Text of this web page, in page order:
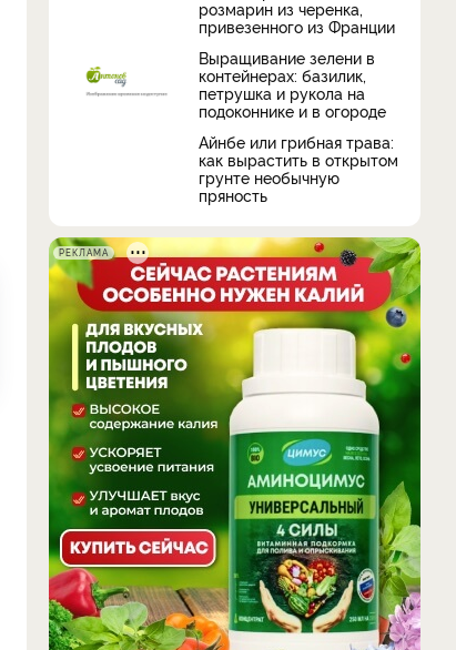
розмарин из черенка,
привезенного из Франции
Выращивание зелени в
контейнерах: базилик,
петрушка и рукола на
подоконнике и в огороде
Айнбе или грибная трава:
как вырастить в открытом
грунте необычную
пряность
РЕКЛАМА